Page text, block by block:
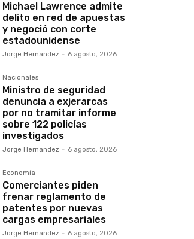
Michael Lawrence admite
delito en red de apuestas
y negoció con corte
estadounidense
Jorge Hernandez - 6 agosto, 2026
Nacionales
Ministro de seguridad
denuncia a exjerarcas
por no tramitar informe
sobre 122 policías
investigados
Jorge Hernandez - 6 agosto, 2026
Economía
Comerciantes piden
frenar reglamento de
patentes por nuevas
cargas empresariales
Jorge Hernandez - 6 agosto, 2026